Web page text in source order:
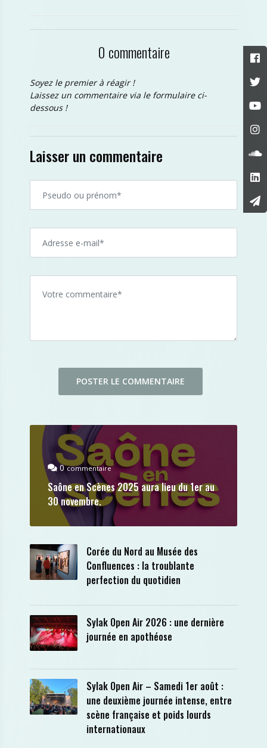
0 commentaire
Soyez le premier à réagir !
Laissez un commentaire via le formulaire ci-
dessous !
Laisser un commentaire
0commentaire
Saône en Scènes 2025 aura lieu du 1er au
30 novembre.
Corée du Nord au Musée des
Confluences : la troublante
perfection du quotidien
Sylak Open Air 2026 : une dernière
journée en apothéose
Sylak Open Air – Samedi 1er août :
une deuxième journée intense, entre
scène française et poids lourds
internationaux